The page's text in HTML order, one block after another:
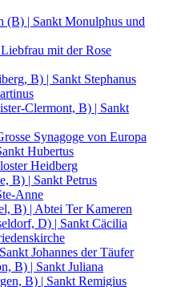
(B) | Sankt Monulphus und
mit der Rose
B) | Sankt Stephanus
Clermont, B) | Sankt
Synagoge von Europa
Hubertus
Heidberg
B) | Sankt Petrus
Anne
B) | Abtei Ter Kameren
D) | Sankt Cäcilia
Johannes der Täufer
B) | Sankt Juliana
B) | Sankt Remigius